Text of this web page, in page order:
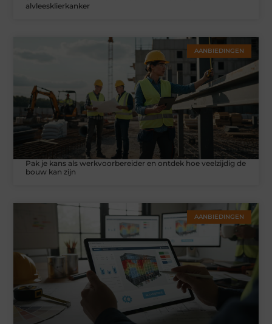
alvleesklierkanker
AANBIEDINGEN
Pak je kans als werkvoorbereider en ontdek hoe veelzijdig de
bouw kan zijn
AANBIEDINGEN